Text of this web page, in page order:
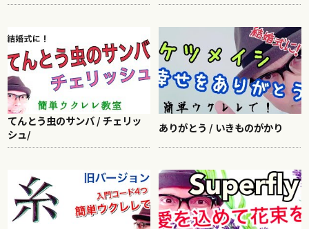
てんとう虫のサンバ / チェリッ
シュ/
ありがとう / いきものがかり